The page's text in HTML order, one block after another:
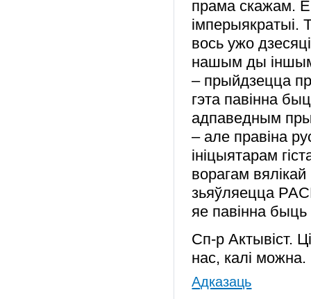
прама скажам.
вось ужо
нашым ды
– прыйдзецца
гэта павінна
адпаведным
– але правіна
ініцыятарам
ворагам вялікай
зьяўляецца
яе павінна быць
Сп-р Актывіст.
нас, калі можна.
Адказаць